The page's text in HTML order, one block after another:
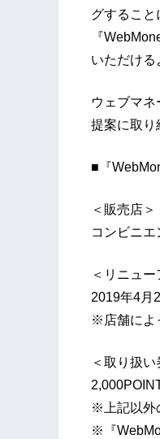
グするこ
『
いただける
ウェブマ
提案に取り
■『
＜販売店＞
コンビニ
＜リニュー
2019年4月
※店舗によ
＜取り扱い
※上記以外
※『